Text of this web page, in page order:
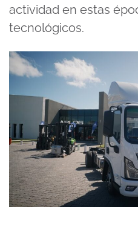
actividad en estas
tecnológicos.